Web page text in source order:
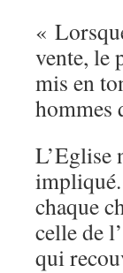
«
vente, le
mis en
hommes
L’Eglise
impliqué.
chaque
celle de
qui